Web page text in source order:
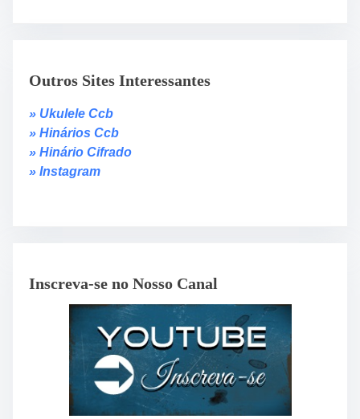
Outros Sites Interessantes
» Ukulele Ccb
» Hinários Ccb
» Hinário Cifrado
» Instagram
Inscreva-se no Nosso Canal